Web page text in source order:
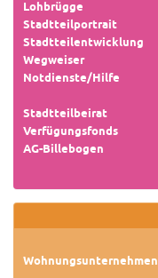
Lohbrügge
Stadtteilportrait
Stadtteilentwicklung
Wegweiser
Notdienste/Hilfe
Stadtteilbeirat
Verfügungsfonds
AG-Billebogen
Wohnungsunternehmen